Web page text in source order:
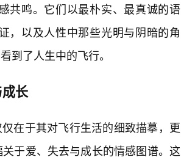
共鸣。它们以最朴实、最真诚的语
，以及人性中那些光明与阴暗的角
到了人生中的飞行。
长
在于其对飞行生活的细致描摹，更
于爱、失去与成长的情感图谱。这